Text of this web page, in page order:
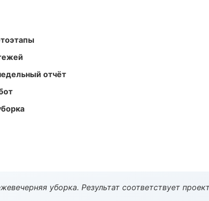
отчёт
уборка. Результат соответствует